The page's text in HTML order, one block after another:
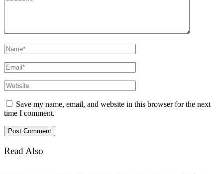
Save my name, email, and website in this browser for the next
time I comment.
Read Also